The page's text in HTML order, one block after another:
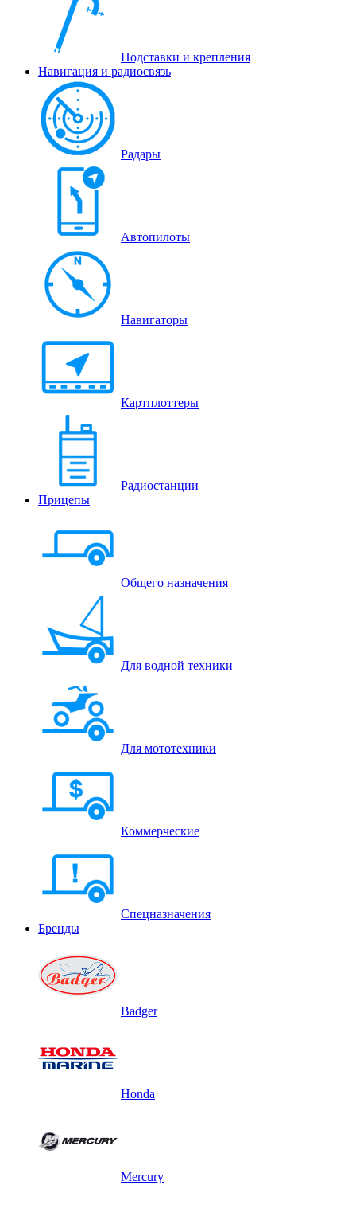
Подставки и крепления
Навигация и радиосвязь
Радары
Автопилоты
Навигаторы
Картплоттеры
Радиостанции
Прицепы
Общего назначения
Для водной техники
Для мототехники
Коммерческие
Спецназначения
Бренды
Badger
Honda
Mercury